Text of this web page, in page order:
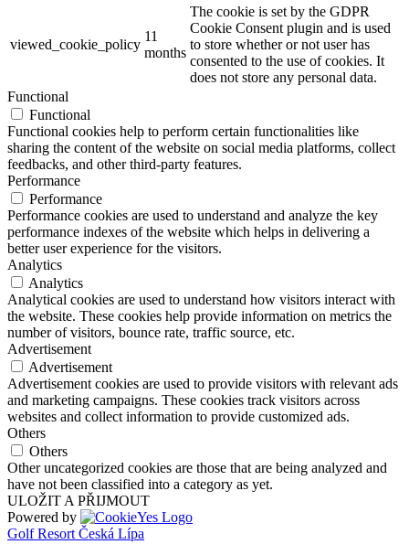
viewed_cookie_policy
11
months
The cookie is set by the GDPR
Cookie Consent plugin and is used
to store whether or not user has
consented to the use of cookies. It
does not store any personal data.
Functional
Functional
Functional cookies help to perform certain functionalities like
sharing the content of the website on social media platforms, collect
feedbacks, and other third-party features.
Performance
Performance
Performance cookies are used to understand and analyze the key
performance indexes of the website which helps in delivering a
better user experience for the visitors.
Analytics
Analytics
Analytical cookies are used to understand how visitors interact with
the website. These cookies help provide information on metrics the
number of visitors, bounce rate, traffic source, etc.
Advertisement
Advertisement
Advertisement cookies are used to provide visitors with relevant ads
and marketing campaigns. These cookies track visitors across
websites and collect information to provide customized ads.
Others
Others
Other uncategorized cookies are those that are being analyzed and
have not been classified into a category as yet.
ULOŽIT A PŘIJMOUT
Powered by
Golf Resort Česká Lípa